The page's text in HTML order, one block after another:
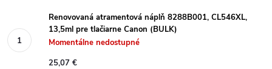
Renovovaná atramentová náplň 8288B001, CL546XL,
13,5ml pre tlačiarne Canon (BULK)
Momentálne nedostupné
25,07 €